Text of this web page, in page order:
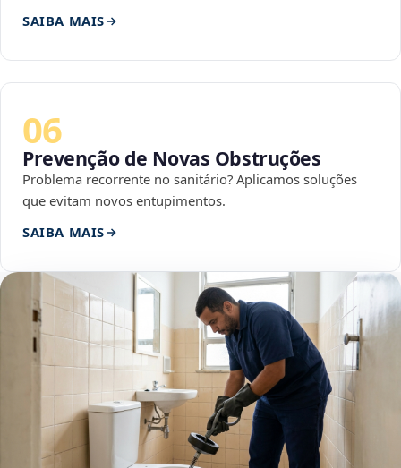
SAIBA MAIS
06
Prevenção de Novas Obstruções
Problema recorrente no sanitário? Aplicamos soluções
que evitam novos entupimentos.
SAIBA MAIS